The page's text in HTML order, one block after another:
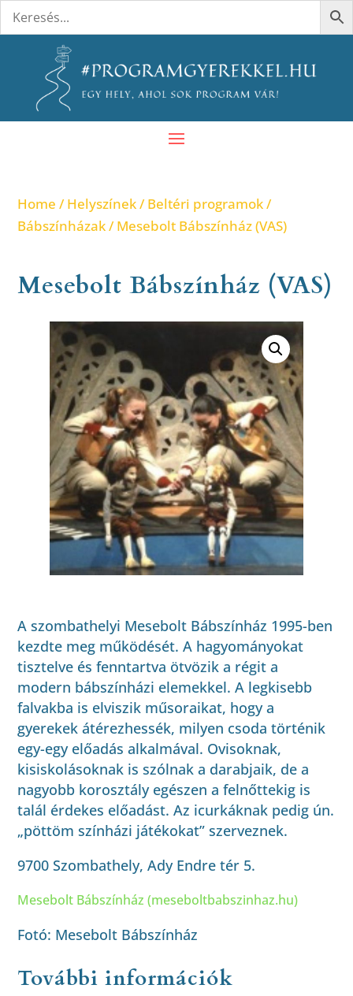
Home /Helyszínek/Beltéri programok/
Bábszínházak/ Mesebolt Bábszínház (VAS)
Mesebolt Bábszínház (VAS)
A szombathelyi Mesebolt Bábszínház 1995-ben
kezdte meg működését. A hagyományokat
tisztelve és fenntartva ötvözik a régit a
modern bábszínházi elemekkel. A legkisebb
falvakba is elviszik műsoraikat, hogy a
gyerekek átérezhessék, milyen csoda történik
egy-egy előadás alkalmával. Ovisoknak,
kisiskolásoknak is szólnak a darabjaik, de a
nagyobb korosztály egészen a felnőttekig is
talál érdekes előadást. Az icurkáknak pedig ún.
„pöttöm színházi játékokat” szerveznek.
9700 Szombathely, Ady Endre tér 5.
Mesebolt Bábszínház (meseboltbabszinhaz.hu)
Fotó: Mesebolt Bábszínház
További információk